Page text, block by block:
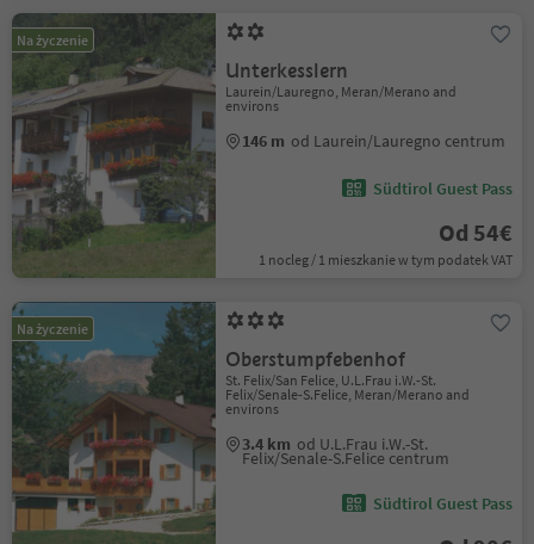
Na życzenie
Unterkesslern
Laurein/Lauregno, Meran/Merano and
environs
146 m od Laurein/Lauregno centrum
Südtirol Guest Pass
Od 54€
1 nocleg / 1 mieszkanie w tym podatek VAT
Na życzenie
Oberstumpfebenhof
St. Felix/San Felice, U.L.Frau i.W.-St.
Felix/Senale-S.Felice, Meran/Merano and
environs
3.4 km od U.L.Frau i.W.-St.
Felix/Senale-S.Felice centrum
Südtirol Guest Pass